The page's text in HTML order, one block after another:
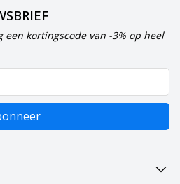
kortingscode van -3% op heel